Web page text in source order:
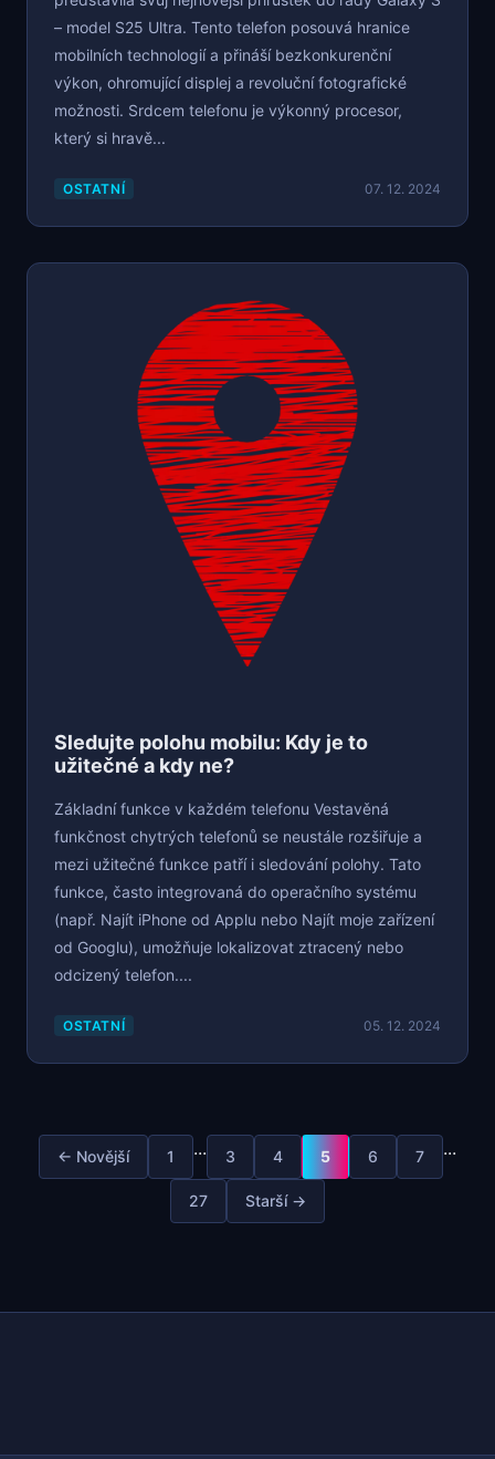
– model S25 Ultra. Tento telefon posouvá hranice
mobilních technologií a přináší bezkonkurenční
výkon, ohromující displej a revoluční fotografické
možnosti. Srdcem telefonu je výkonný procesor,
který si hravě...
OSTATNÍ 07. 12. 2024
Sledujte polohu mobilu: Kdy je to
užitečné a kdy ne?
Základní funkce v každém telefonu Vestavěná
funkčnost chytrých telefonů se neustále rozšiřuje a
mezi užitečné funkce patří i sledování polohy. Tato
funkce, často integrovaná do operačního systému
(např. Najít iPhone od Applu nebo Najít moje zařízení
od Googlu), umožňuje lokalizovat ztracený nebo
odcizený telefon....
OSTATNÍ 05. 12. 2024
← Novější 1 ... 3 4 5 6 7 ...
27 Starší →